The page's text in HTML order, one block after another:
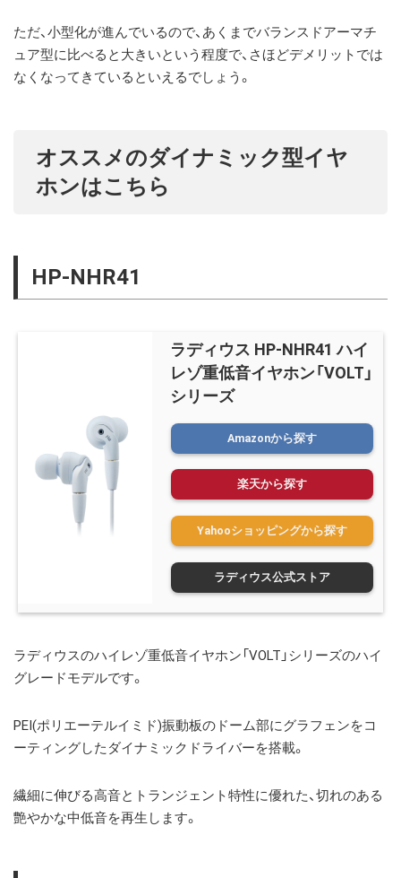
ただ、小型化が進んでいるので、あくまでバランスドアーマチ
ュア型に比べると大きいという程度で、さほどデメリットでは
なくなってきているといえるでしょう。
オススメのダイナミック型イヤ
ホンはこちら
HP-NHR41
ラディウス HP-NHR41 ハイ
レゾ重低音イヤホン「VOLT」
シリーズ
ラディウス公式ストア
Amazonから探す
楽天から探す
Yahooショッピングから探す
ラディウスのハイレゾ重低音イヤホン「VOLT」シリーズのハイ
グレードモデルです。
PEI(ポリエーテルイミド)振動板のドーム部にグラフェンをコ
ーティングしたダイナミックドライバーを搭載。
繊細に伸びる高音とトランジェント特性に優れた、切れのある
艶やかな中低音を再生します。